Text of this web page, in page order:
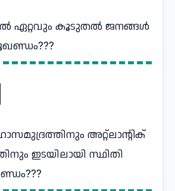
ഏറ്റവും കൂടുതൽ ജനങ്ങൾ
അറ്റ്ലാന്റിക്
ഇടയിലായി സ്ഥിതി